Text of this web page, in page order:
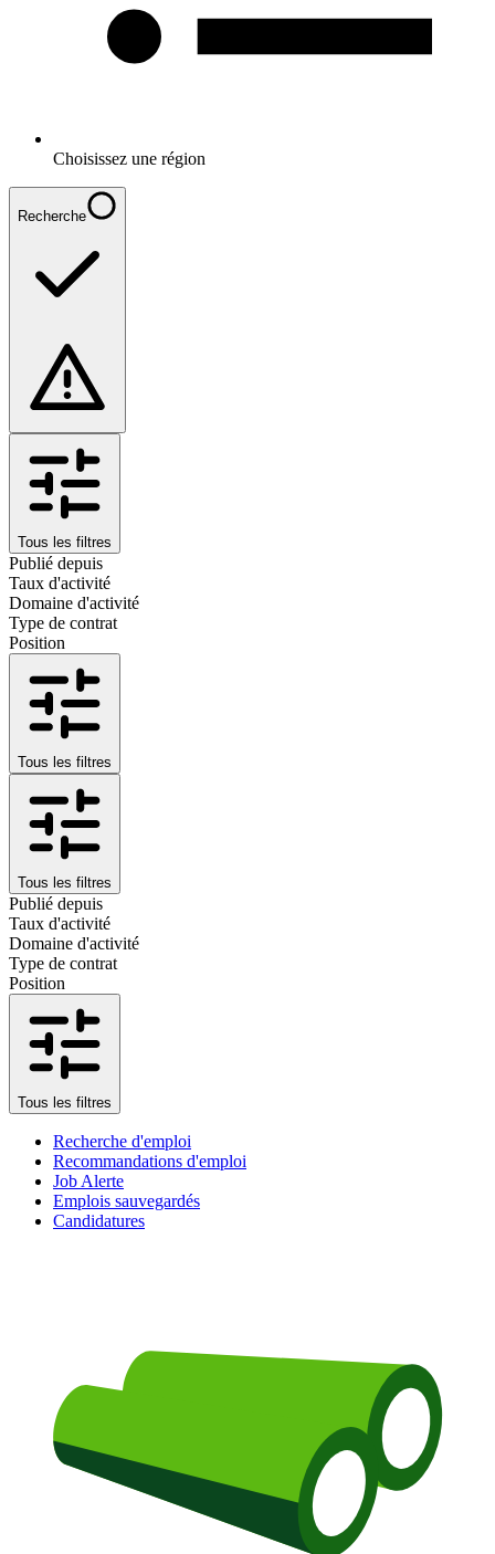
Choisissez une région
Recherche
Tous les filtres
Publié depuis
Taux d'activité
Domaine d'activité
Type de contrat
Position
Tous les filtres
Tous les filtres
Publié depuis
Taux d'activité
Domaine d'activité
Type de contrat
Position
Tous les filtres
Recherche d'emploi
Recommandations d'emploi
Job Alerte
Emplois sauvegardés
Candidatures